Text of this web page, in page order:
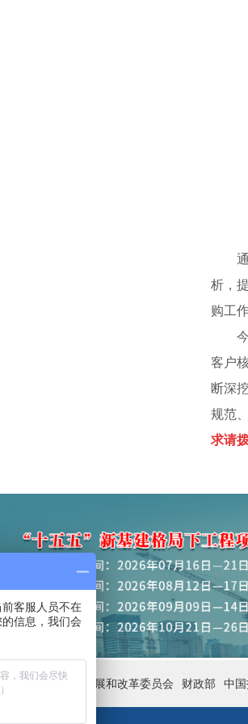
析，
购工
客户
断深
规范
求请
链接： 国家发展和改革委员会 财政部 中
客服人员不在
信息，我们会